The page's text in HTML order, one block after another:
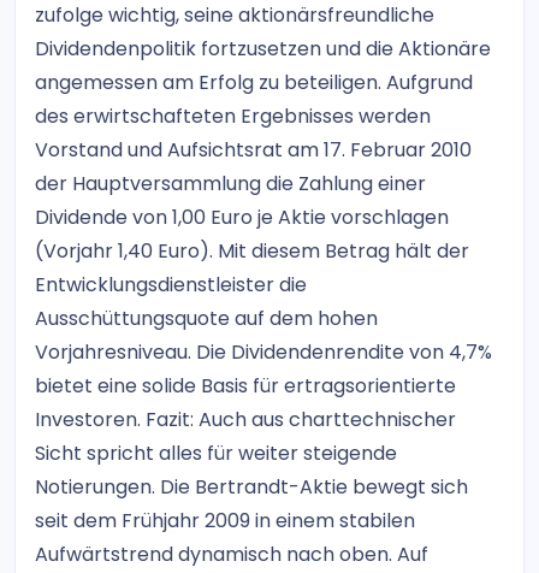
zufolge wichtig, seine aktionärsfreundliche
Dividendenpolitik fortzusetzen und die Aktionäre
angemessen am Erfolg zu beteiligen. Aufgrund
des erwirtschafteten Ergebnisses werden
Vorstand und Aufsichtsrat am 17. Februar 2010
der Hauptversammlung die Zahlung einer
Dividende von 1,00 Euro je Aktie vorschlagen
(Vorjahr 1,40 Euro). Mit diesem Betrag hält der
Entwicklungsdienstleister die
Ausschüttungsquote auf dem hohen
Vorjahresniveau. Die Dividendenrendite von 4,7%
bietet eine solide Basis für ertragsorientierte
Investoren. Fazit: Auch aus charttechnischer
Sicht spricht alles für weiter steigende
Notierungen. Die Bertrandt-Aktie bewegt sich
seit dem Frühjahr 2009 in einem stabilen
Aufwärtstrend dynamisch nach oben. Auf